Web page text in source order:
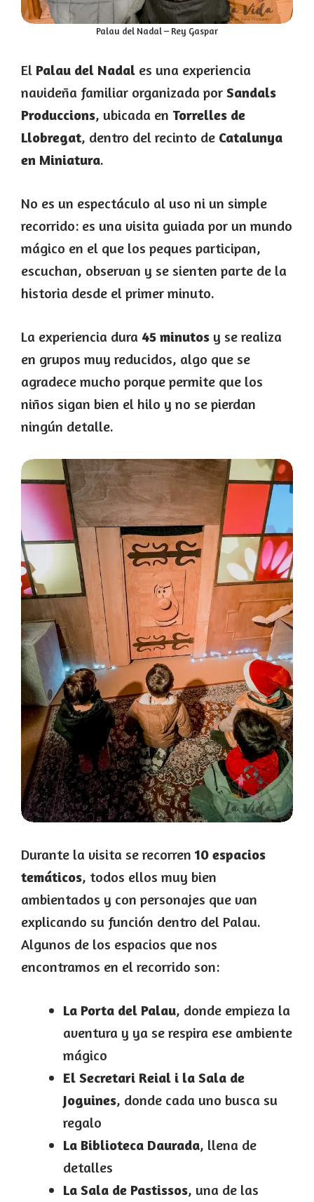
Palau del Nadal – Rey Gaspar
El Palau del Nadal es una experiencia
navideña familiar organizada por Sandals
Produccions, ubicada en Torrelles de
Llobregat, dentro del recinto de Catalunya
en Miniatura.
No es un espectáculo al uso ni un simple
recorrido: es una visita guiada por un mundo
mágico en el que los peques participan,
escuchan, observan y se sienten parte de la
historia desde el primer minuto.
La experiencia dura 45 minutos y se realiza
en grupos muy reducidos, algo que se
agradece mucho porque permite que los
niños sigan bien el hilo y no se pierdan
ningún detalle.
Durante la visita se recorren10 espacios
temáticos, todos ellos muy bien
ambientados y con personajes que van
explicando su función dentro del Palau.
Algunos de los espacios que nos
encontramos en el recorrido son:
La Porta del Palau, donde empieza la
aventura y ya se respira ese ambiente
mágico
El Secretari Reial i la Sala de
Joguines, donde cada uno busca su
regalo
La Biblioteca Daurada, llena de
detalles
La Sala de Pastissos, una de las